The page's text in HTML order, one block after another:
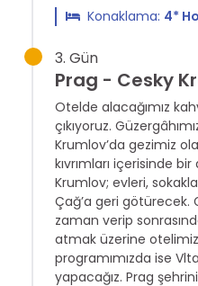
Konaklama: 4*
3. Gün
Prag - Cesky
Otelde alacağımız
çıkıyoruz.
Krumlov’da gezimiz
kıvrımları içerisinde
Krumlov; evleri,
Çağ’a geri götürecek.
zaman verip
atmak üzerine
programımızda ise
yapacağız. Prag